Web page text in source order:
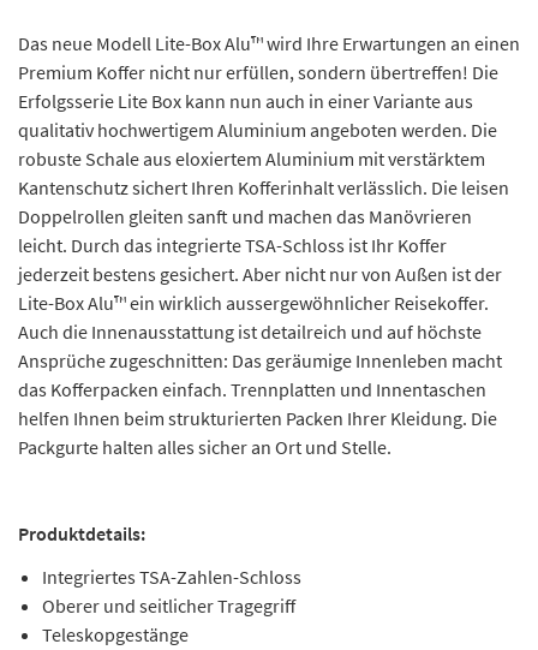
Das neue Modell Lite-Box Alu™ wird Ihre Erwartungen an einen
Premium Koffer nicht nur erfüllen, sondern übertreffen! Die
Erfolgsserie Lite Box kann nun auch in einer Variante aus
qualitativ hochwertigem Aluminium angeboten werden. Die
robuste Schale aus eloxiertem Aluminium mit verstärktem
Kantenschutz sichert Ihren Kofferinhalt verlässlich. Die leisen
Doppelrollen gleiten sanft und machen das Manövrieren
leicht. Durch das integrierte TSA-Schloss ist Ihr Koffer
jederzeit bestens gesichert. Aber nicht nur von Außen ist der
Lite-Box Alu™ ein wirklich aussergewöhnlicher Reisekoffer.
Auch die Innenausstattung ist detailreich und auf höchste
Ansprüche zugeschnitten: Das geräumige Innenleben macht
das Kofferpacken einfach. Trennplatten und Innentaschen
helfen Ihnen beim strukturierten Packen Ihrer Kleidung. Die
Packgurte halten alles sicher an Ort und Stelle.
Produktdetails:
Integriertes TSA-Zahlen-Schloss
Oberer und seitlicher Tragegriff
Teleskopgestänge